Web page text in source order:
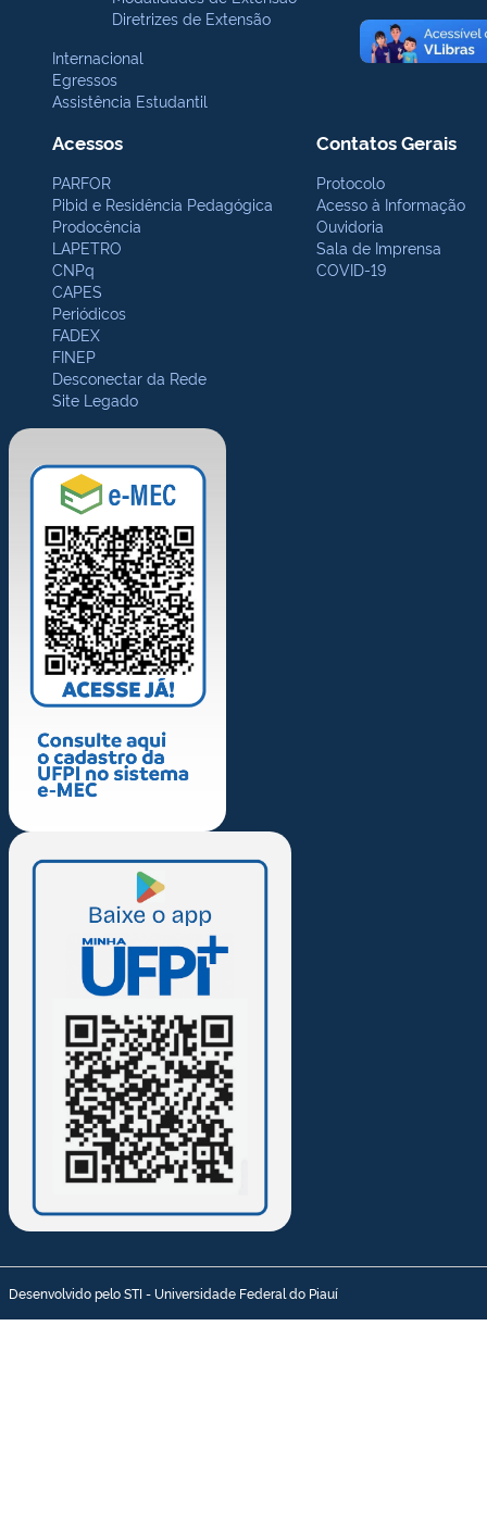
Diretrizes de Extensão
Internacional
Egressos
Assistência Estudantil
Acessos
PARFOR
Pibid e Residência Pedagógica
Prodocência
LAPETRO
CNPq
CAPES
Periódicos
FADEX
FINEP
Desconectar da Rede
Site Legado
Contatos Gerais
Protocolo
Acesso à Informação
Ouvidoria
Sala de Imprensa
COVID-19
Desenvolvido pelo STI - Universidade Federal do Piauí